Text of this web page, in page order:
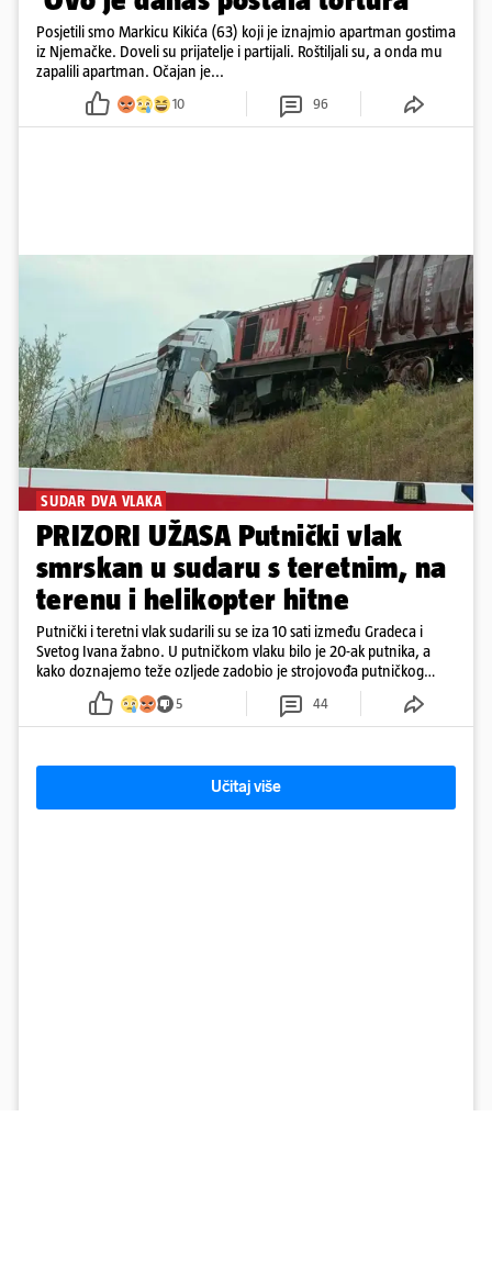
Posjetili smo Markicu Kikića (63) koji je iznajmio apartman gostima
iz Njemačke. Doveli su prijatelje i partijali. Roštiljali su, a onda mu
zapalili apartman. Očajan je...
10 96
SUDAR DVA VLAKA
PRIZORI UŽASA Putnički vlak
smrskan u sudaru s teretnim, na
terenu i helikopter hitne
Putnički i teretni vlak sudarili su se iza 10 sati između Gradeca i
Svetog Ivana žabno. U putničkom vlaku bilo je 20-ak putnika, a
kako doznajemo teže ozljede zadobio je strojovođa putničkog
vlaka. Zatvoren je promet, a fotoreporteri Prigorskog objavili su
prve snimke s mjesta sudara
5 44
Učitaj više